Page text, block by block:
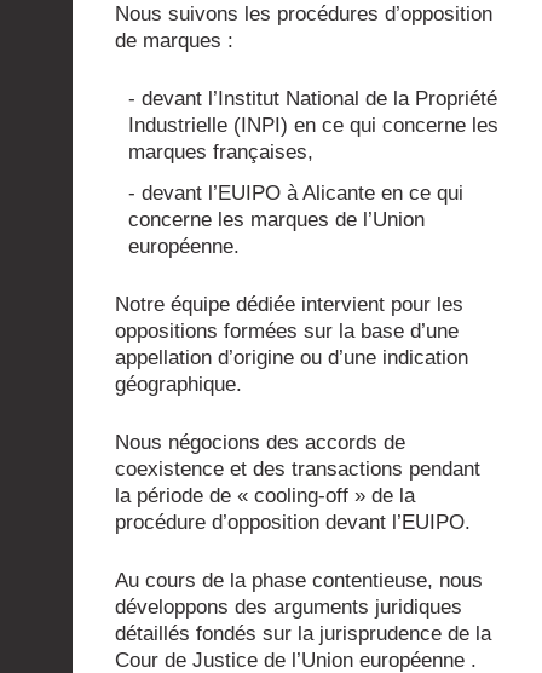
Nous suivons les procédures d’opposition
de marques :
- devant l’Institut National de la Propriété
Industrielle (INPI) en ce qui concerne les
marques françaises,
- devant l’EUIPO à Alicante en ce qui
concerne les marques de l’Union
européenne.
Notre équipe dédiée intervient pour les
oppositions formées sur la base d’une
appellation d’origine ou d’une indication
géographique.
Nous négocions des accords de
coexistence et des transactions pendant
la période de « cooling-off » de la
procédure d’opposition devant l’EUIPO.
Au cours de la phase contentieuse, nous
développons des arguments juridiques
détaillés fondés sur la jurisprudence de la
Cour de Justice de l’Union européenne .